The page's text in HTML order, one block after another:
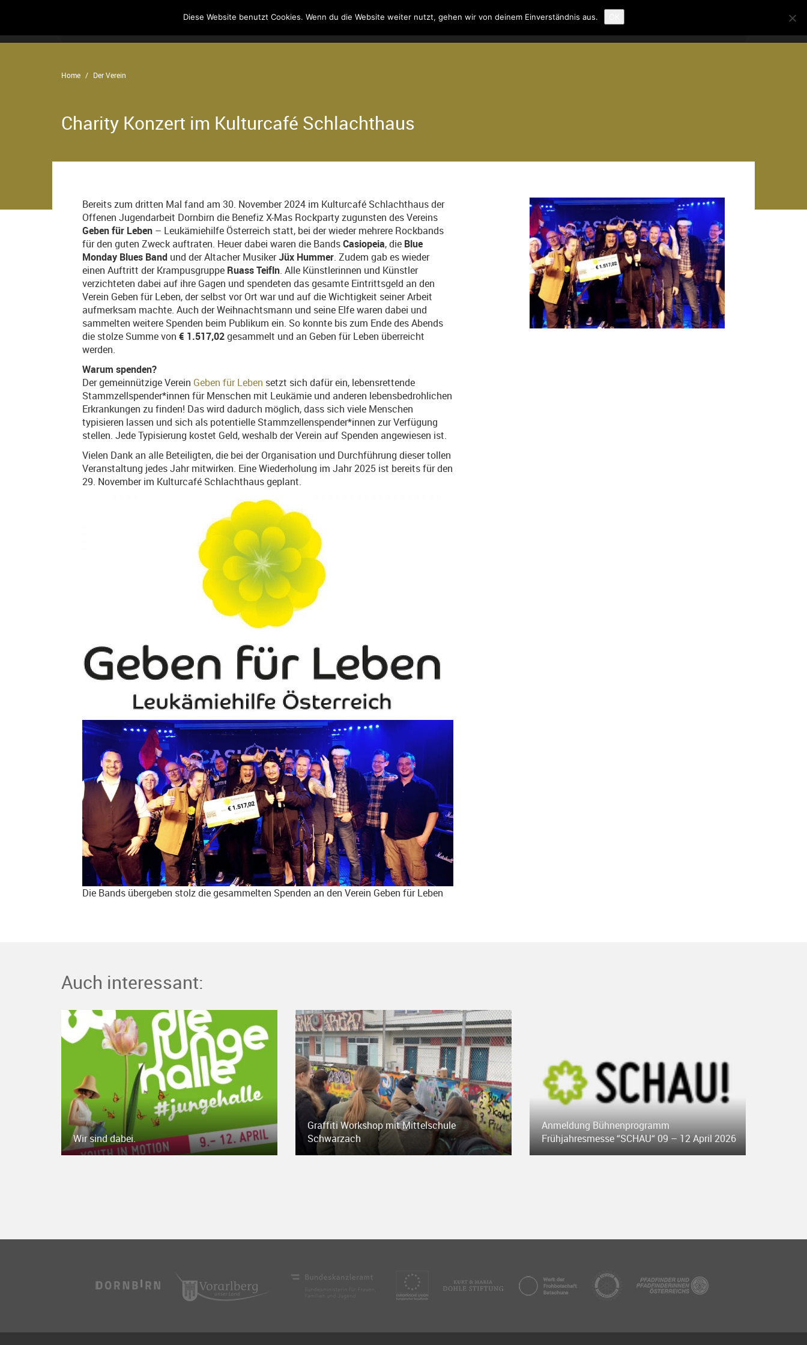
Der Verein Kontakt Suche
Home Der Verein
Charity Konzert im Kulturcafé Schlachthaus
Bereits zum dritten Mal fand am 30. November 2024 im Kulturcafé Schlachthaus der
Offenen Jugendarbeit Dornbirn die Benefiz X-Mas Rockparty zugunsten des Vereins
Geben für Leben – Leukämiehilfe Österreich statt, bei der wieder mehrere Rockbands
für den guten Zweck auftraten. Heuer dabei waren die BandsCasiopeia, die Blue
Monday Blues Band und der Altacher MusikerJüx Hummer. Zudem gab es wieder
einen Auftritt der Krampusgruppe Ruass Teifln. Alle Künstlerinnen und Künstler
verzichteten dabei auf ihre Gagen und spendeten das gesamte Eintrittsgeld an den
Verein Geben für Leben, der selbst vor Ort war und auf die Wichtigkeit seiner Arbeit
aufmerksam machte. Auch der Weihnachtsmann und seine Elfe waren dabei und
sammelten weitere Spenden beim Publikum ein. So konnte bis zum Ende des Abends
die stolze Summe von € 1.517,02gesammelt und an Geben für Leben überreicht
werden.
Warum spenden?
Der gemeinnützige Verein Geben für Leben setzt sich dafür ein, lebensrettende
Stammzellspender*innen für Menschen mit Leukämie und anderen lebensbedrohlichen
Erkrankungen zu finden! Das wird dadurch möglich, dass sich viele Menschen
typisieren lassen und sich als potentielle Stammzellenspender*innen zur Verfügung
stellen. Jede Typisierung kostet Geld, weshalb der Verein auf Spenden angewiesen ist.
Vielen Dank an alle Beteiligten, die bei der Organisation und Durchführung dieser tollen
Veranstaltung jedes Jahr mitwirken. Eine Wiederholung im Jahr 2025 ist bereits für den
29. November im Kulturcafé Schlachthaus geplant.
Die Bands übergeben stolz die gesammelten Spenden an den Verein Geben für Leben
Auch interessant:
Wir sind dabei.
Graffiti Workshop mit Mittelschule
Schwarzach
Anmeldung Bühnenprogramm
Frühjahresmesse “SCHAU“ 09 – 12 April 2026
Diese Website benutzt Cookies. Wenn du die Website weiter nutzt, gehen wir von deinem Einverständnis aus.